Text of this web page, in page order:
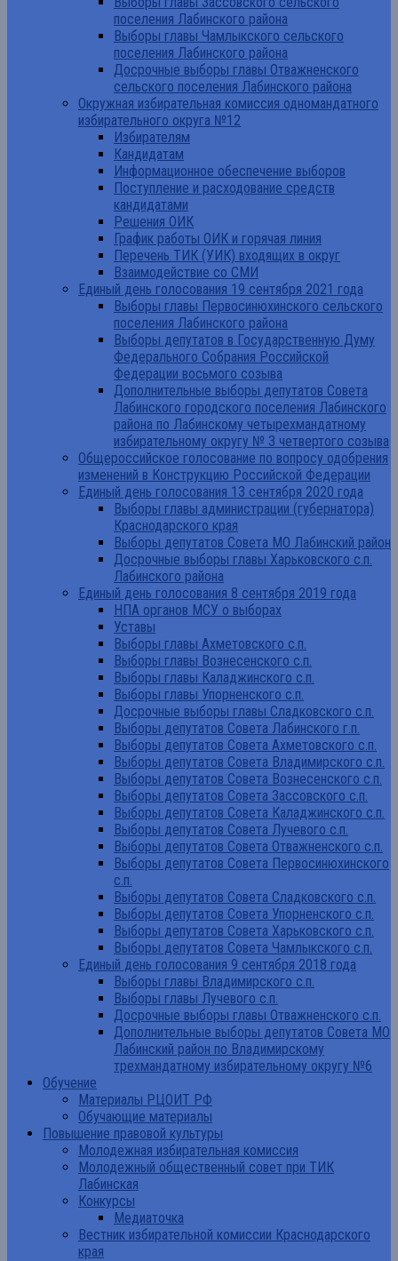
поселения Лабинского района
Выборы главы Чамлыкского сельского
поселения Лабинского района
Досрочные выборы главы Отважненского
сельского поселения Лабинского района
Окружная избирательная комиссия одномандатного
избирательного округа №12
Избирателям
Кандидатам
Информационное обеспечение выборов
Поступление и расходование средств
кандидатами
Решения ОИК
График работы ОИК и горячая линия
Перечень ТИК (УИК) входящих в округ
Взаимодействие со СМИ
Единый день голосования 19 сентября 2021 года
Выборы главы Первосинюхинского сельского
поселения Лабинского района
Выборы депутатов в Государственную Думу
Федерального Собрания Российской
Федерации восьмого созыва
Дополнительные выборы депутатов Совета
Лабинского городского поселения Лабинского
района по Лабинскому четырехмандатному
избирательному округу № 3 четвертого созыва
Общероссийское голосование по вопросу одобрения
изменений в Конструкцию Российской Федерации
Единый день голосования 13 сентября 2020 года
Выборы главы администрации (губернатора)
Краснодарского края
Выборы депутатов Совета МО Лабинский район
Досрочные выборы главы Харьковского с.п.
Лабинского района
Единый день голосования 8 сентября 2019 года
НПА органов МСУ о выборах
Уставы
Выборы главы Ахметовского с.п.
Выборы главы Вознесенского с.п.
Выборы главы Каладжинского с.п.
Выборы главы Упорненского с.п.
Досрочные выборы главы Сладковского с.п.
Выборы депутатов Совета Лабинского г.п.
Выборы депутатов Совета Ахметовского с.п.
Выборы депутатов Совета Владимирского с.п.
Выборы депутатов Совета Вознесенского с.п.
Выборы депутатов Совета Зассовского с.п.
Выборы депутатов Совета Каладжинского с.п.
Выборы депутатов Совета Лучевого с.п.
Выборы депутатов Совета Отважненского с.п.
Выборы депутатов Совета Первосинюхинского
с.п.
Выборы депутатов Совета Сладковского с.п.
Выборы депутатов Совета Упорненского с.п.
Выборы депутатов Совета Харьковского с.п.
Выборы депутатов Совета Чамлыкского с.п.
Единый день голосования 9 сентября 2018 года
Выборы главы Владимирского с.п.
Выборы главы Лучевого с.п.
Досрочные выборы главы Отважненского с.п.
Дополнительные выборы депутатов Совета МО
Лабинский район по Владимирскому
трехмандатному избирательному округу №6
Обучение
Материалы РЦОИТ РФ
Обучающие материалы
Повышение правовой культуры
Молодежная избирательная комиссия
Молодежный общественный совет при ТИК
Лабинская
Конкурсы
Медиаточка
Вестник избирательной комиссии Краснодарского
края